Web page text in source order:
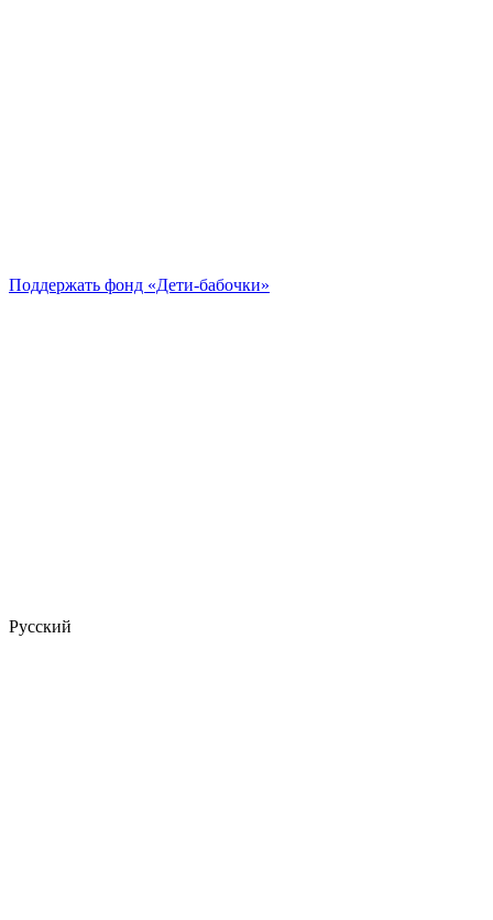
Поддержать фонд «Дети-бабочки»
Русский